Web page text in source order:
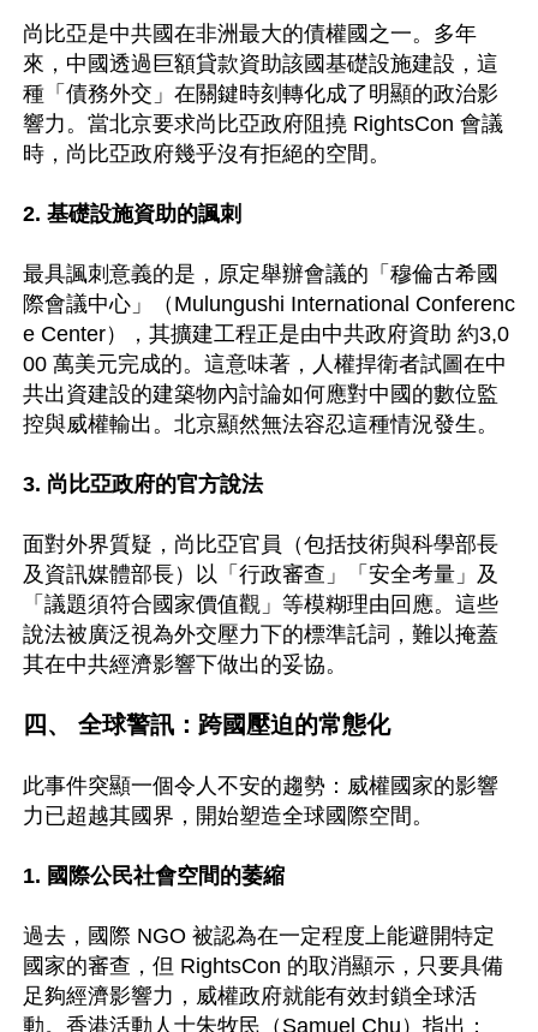
尚比亞是中共國在非洲最大的債權國之一。多年
來，中國透過巨額貸款資助該國基礎設施建設，這
種「債務外交」在關鍵時刻轉化成了明顯的政治影
響力。當北京要求尚比亞政府阻撓 RightsCon 會議
時，尚比亞政府幾乎沒有拒絕的空間。
2. 基礎設施資助的諷刺
最具諷刺意義的是，原定舉辦會議的「穆倫古希國
際會議中心」（Mulungushi International Conferenc
e Center），其擴建工程正是由中共政府資助 約3,0
00 萬美元完成的。這意味著，人權捍衛者試圖在中
共出資建設的建築物內討論如何應對中國的數位監
控與威權輸出。北京顯然無法容忍這種情況發生。
3. 尚比亞政府的官方說法
面對外界質疑，尚比亞官員（包括技術與科學部長
及資訊媒體部長）以「行政審查」「安全考量」及
「議題須符合國家價值觀」等模糊理由回應。這些
說法被廣泛視為外交壓力下的標準託詞，難以掩蓋
其在中共經濟影響下做出的妥協。
四、 全球警訊：跨國壓迫的常態化
此事件突顯一個令人不安的趨勢：威權國家的影響
力已超越其國界，開始塑造全球國際空間。
1. 國際公民社會空間的萎縮
過去，國際 NGO 被認為在一定程度上能避開特定
國家的審查，但 RightsCon 的取消顯示，只要具備
足夠經濟影響力，威權政府就能有效封鎖全球活
動。香港活動人士朱牧民（Samuel Chu）指出：